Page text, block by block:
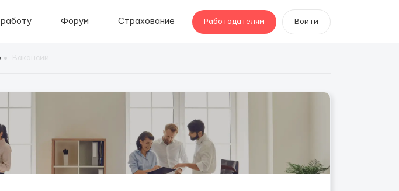
Форум Страхование Работодателям Войти